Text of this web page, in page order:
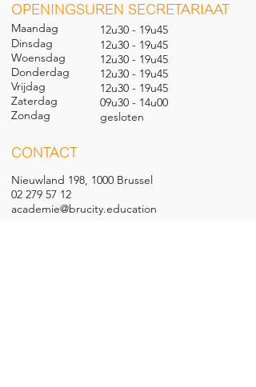
OPENINGSUREN SECRETARIAAT
Maandag
Dinsdag
Woensdag
Donderdag
Vrijdag
Zaterdag
Zondag
12u30 - 19u45
12u30 - 19u45
12u30 - 19u45
12u30 - 19u45
12u30 - 19u45
09u30 - 14u00
gesloten
CONTACT
Nieuwland 198, 1000 Brussel
02 279 57 12
academie@brucity.education